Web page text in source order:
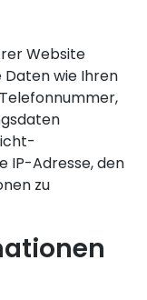
Website
wie Ihren
IP-Adresse, den
zu